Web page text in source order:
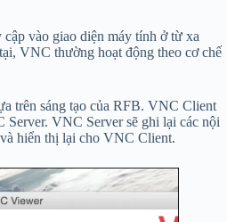
vào giao diện máy tính ở từ xa
VNC thường hoạt động theo cơ chế
trên sáng tạo của RFB. VNC Client
Server. VNC Server sẽ ghi lại các nội
hiển thị lại cho VNC Client.